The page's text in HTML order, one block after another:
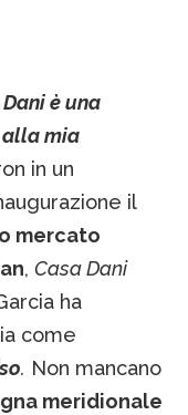
è una
alla mia
in un
il
mercato
, Casa Dani
ha
come
. Non mancano
meridionale